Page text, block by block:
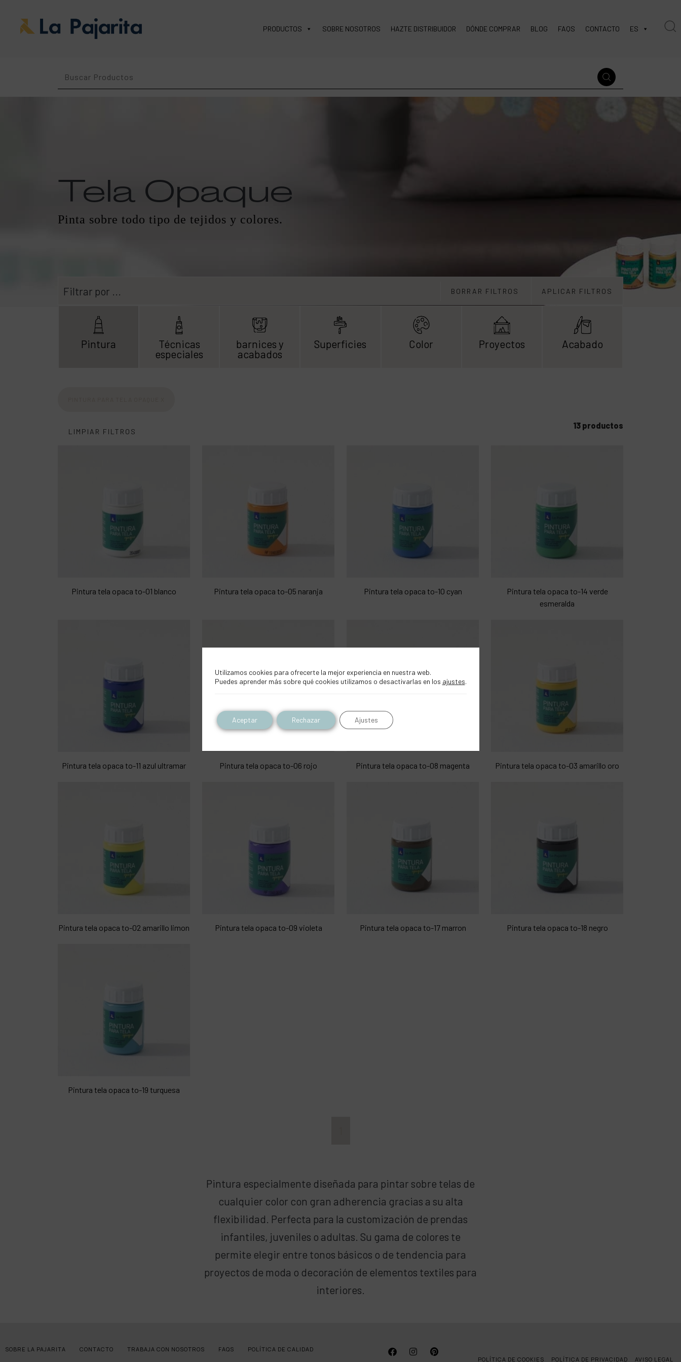
PRODUCTOS SOBRE NOSOTROS HAZTE DISTRIBUIDOR DÓNDE COMPRAR BLOG FAQS CONTACTO ES
Tela Opaque
Pinta sobre todo tipo de tejidos y colores.
Filtrar por ... BORRAR FILTROS APLICAR FILTROS
Pintura
Técnicas
especiales
barnices y
acabados
Superficies Color Proyectos Acabado
LIMPIAR FILTROS
13 productos
Pintura tela opaca to-01 blanco Pintura tela opaca to-05 naranja Pintura tela opaca to-10 cyan
Pintura tela opaca to-14 verde
esmeralda
Pintura tela opaca to-11 azul ultramar Pintura tela opaca to-06 rojo Pintura tela opaca to-08 magenta Pintura tela opaca to-03 amarillo oro
Pintura tela opaca to-02 amarillo limon Pintura tela opaca to-09 violeta Pintura tela opaca to-17 marron Pintura tela opaca to-18 negro
Pintura tela opaca to-19 turquesa
Pintura especialmente diseñada para pintar sobre telas de
cualquier color con gran adherencia gracias a su alta
flexibilidad. Perfecta para la customización de prendas
infantiles, juveniles o adultas. Su gama de colores te
permite elegir entre tonos básicos o de tendencia para
proyectos de moda o decoración de elementos textiles para
interiores.
SOBRE LA PAJARITA CONTACTO TRABAJA CON NOSOTROS FAQS
POLÍTICA DE CALIDAD
POLÍTICA DE COOKIES
POLÍTICA DE PRIVACIDAD AVISO LEGAL
Utilizamos cookies para ofrecerte la mejor experiencia en nuestra web.
Puedes aprender más sobre qué cookies utilizamos o desactivarlas en los ajustes.
Aceptar Rechazar Ajustes